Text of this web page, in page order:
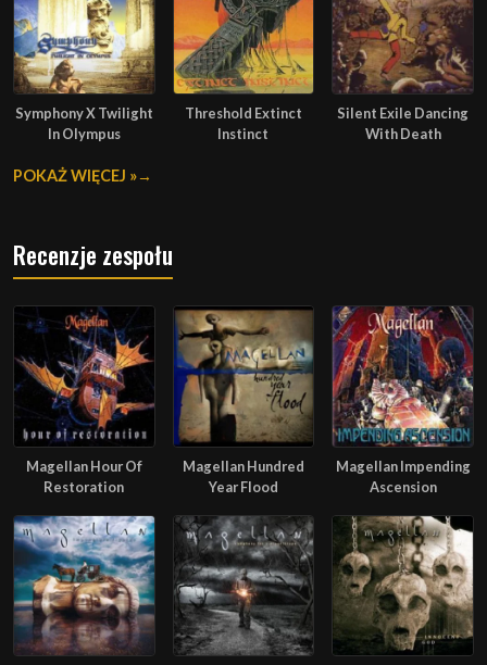
Symphony X Twilight
In Olympus
Threshold Extinct
Instinct
Silent Exile Dancing
With Death
POKAŻ WIĘCEJ »
Recenzje zespołu
Magellan Hour Of
Restoration
Magellan Hundred
Year Flood
Magellan Impending
Ascension